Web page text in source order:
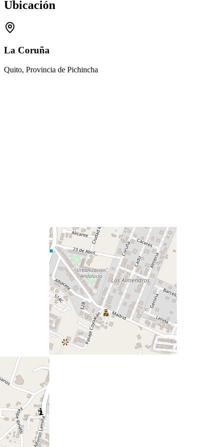
Ubicación
La Coruña
Quito, Provincia de Pichincha